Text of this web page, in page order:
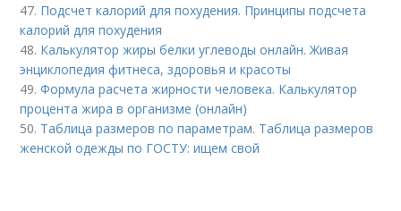
47. Подсчет калорий для похудения. Принципы подсчета
калорий для похудения
48. Калькулятор жиры белки углеводы онлайн. Живая
энциклопедия фитнеса, здоровья и красоты
49.Формула расчета жирности человека. Калькулятор
процента жира в организме (онлайн)
50. Таблица размеров по параметрам. Таблица размеров
женской одежды по ГОСТУ: ищем свой